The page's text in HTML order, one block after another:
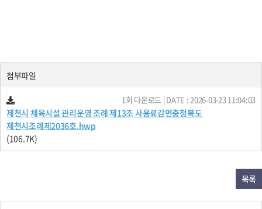
첨부파일
제천시 체육시설 관리운영 조례 제13조 사용료감면충청북도
제천시조례제2036호.hwp
(106.7K)
1회 다운로드 | DATE : 2026-03-23 11:04:03
목록